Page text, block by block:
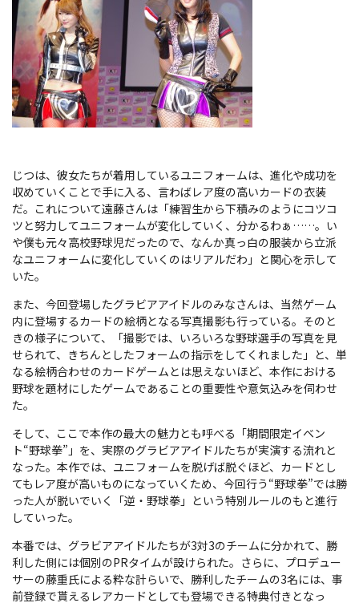
じつは、彼女たちが着用しているユニフォームは、進化や成功を
収めていくことで手に入る、言わばレア度の高いカードの衣装
だ。これについて遠藤さんは「練習生から下積みのようにコツコ
ツと努力してユニフォームが変化していく、分かるわぁ……。い
や僕も元々高校野球児だったので、なんか真っ白の服装から立派
なユニフォームに変化していくのはリアルだわ」と関心を示して
いた。
また、今回登場したグラビアアイドルのみなさんは、当然ゲーム
内に登場するカードの絵柄となる写真撮影も行っている。そのと
きの様子について、「撮影では、いろいろな野球選手の写真を見
せられて、きちんとしたフォームの指示をしてくれました」と、単
なる絵柄合わせのカードゲームとは思えないほど、本作における
野球を題材にしたゲームであることの重要性や意気込みを伺わせ
た。
そして、ここで本作の最大の魅力とも呼べる「期間限定イベン
ト“野球拳”」を、実際のグラビアアイドルたちが実演する流れと
なった。本作では、ユニフォームを脱げば脱ぐほど、カードとし
てもレア度が高いものになっていくため、今回行う“野球拳”では勝
った人が脱いでいく「逆・野球拳」という特別ルールのもと進行
していった。
本番では、グラビアアイドルたちが3対3のチームに分かれて、勝
利した側には個別のPRタイムが設けられた。さらに、プロデュー
サーの藤重氏による粋な計らいで、勝利したチームの3名には、事
前登録で貰えるレアカードとしても登場できる特典付きとなっ